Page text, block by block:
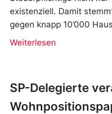
existenziell. Damit
gegen knapp 10’000
Weiterlesen
SP-Delegierte